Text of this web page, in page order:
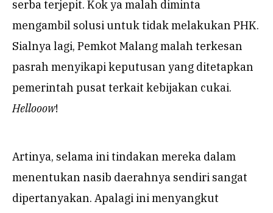
serba terjepit. Kok ya malah diminta
mengambil solusi untuk tidak melakukan PHK.
Sialnya lagi, Pemkot Malang malah terkesan
pasrah menyikapi keputusan yang ditetapkan
pemerintah pusat terkait kebijakan cukai.
Hellooow!
Artinya, selama ini tindakan mereka dalam
menentukan nasib daerahnya sendiri sangat
dipertanyakan. Apalagi ini menyangkut